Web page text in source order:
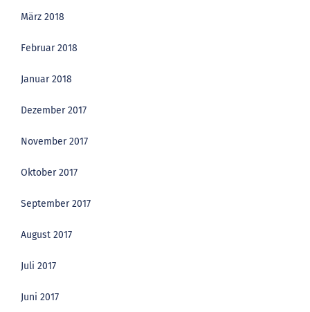
März 2018
Februar 2018
Januar 2018
Dezember 2017
November 2017
Oktober 2017
September 2017
August 2017
Juli 2017
Juni 2017